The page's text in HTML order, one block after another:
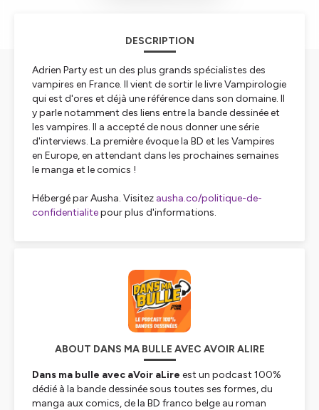
DESCRIPTION
Adrien Party est un des plus grands spécialistes des
vampires en France. Il vient de sortir le livre Vampirologie
qui est d'ores et déjà une référence dans son domaine. Il
y parle notamment des liens entre la bande dessinée et
les vampires. Il a accepté de nous donner une série
d'interviews. La première évoque la BD et les Vampires
en Europe, en attendant dans les prochaines semaines
le manga et le comics !
Hébergé par Ausha. Visitez ausha.co/politique-de-
confidentialitepour plus d'informations.
ABOUT DANS MA BULLE AVEC AVOIR ALIRE
Dans ma bulle avec aVoir aLire est un podcast 100%
dédié à la bande dessinée sous toutes ses formes, du
manga aux comics, de la BD franco belge au roman